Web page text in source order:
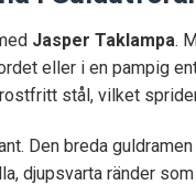
Jasper Taklampa.
eller i en pampig
stål, vilket
Den breda
djupsvarta ränder